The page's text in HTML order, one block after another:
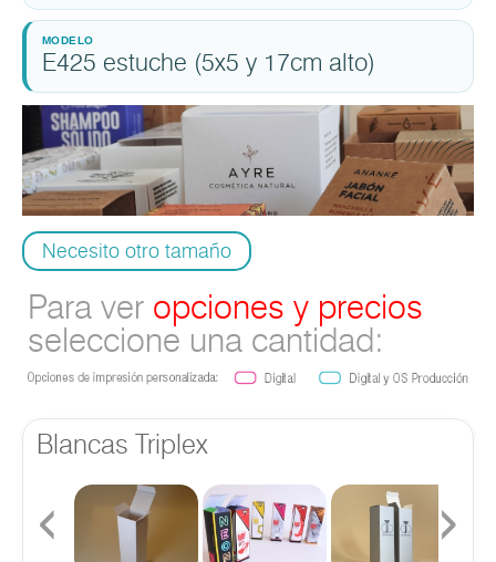
E425 estuche (5x5 y 17cm alto)
Necesito otro tamaño
Para ver opciones y precios
seleccione una cantidad:
Blancas Triplex
‹ ›